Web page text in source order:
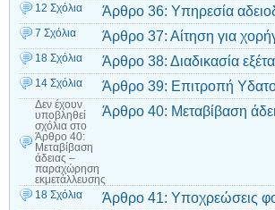
12 Σχόλια Άρθρο 36: Υπηρεσία
7 Σχόλια Άρθρο 37: Αίτηση για
18 Σχόλια Άρθρο 38: Διαδικασία
14 Σχόλια Άρθρο 39: Επιτροπή
Δεν έχουν
υποβληθεί
σχόλια στο
Άρθρο 40:
Μεταβίβαση
άδειας –
παραχώρηση
εκμετάλλευσης
Άρθρο 40: Μεταβίβαση
18 Σχόλια Άρθρο 41: Υποχρεώσεις